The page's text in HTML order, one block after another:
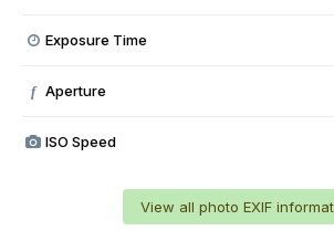
Exposure Time
f Aperture
ISO Speed
View all photo EXIF